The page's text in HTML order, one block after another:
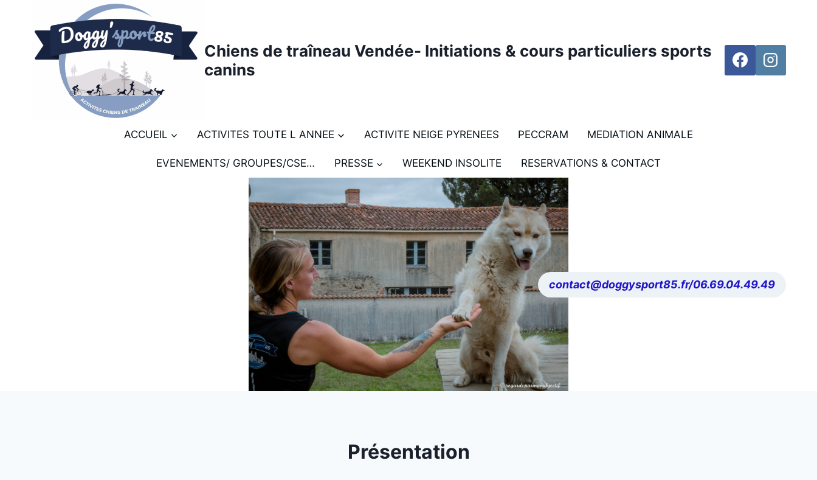
Chiens de traîneau Vendée- Initiations & cours particuliers sports
canins
ACCUEIL ACTIVITES TOUTE L ANNEE ACTIVITE NEIGE PYRENEES PECCRAM MEDIATION ANIMALE
EVENEMENTS/ GROUPES/CSE… PRESSE WEEKEND INSOLITE RESERVATIONS & CONTACT
contact@doggysport85.fr/06.69.04.49.49
Présentation